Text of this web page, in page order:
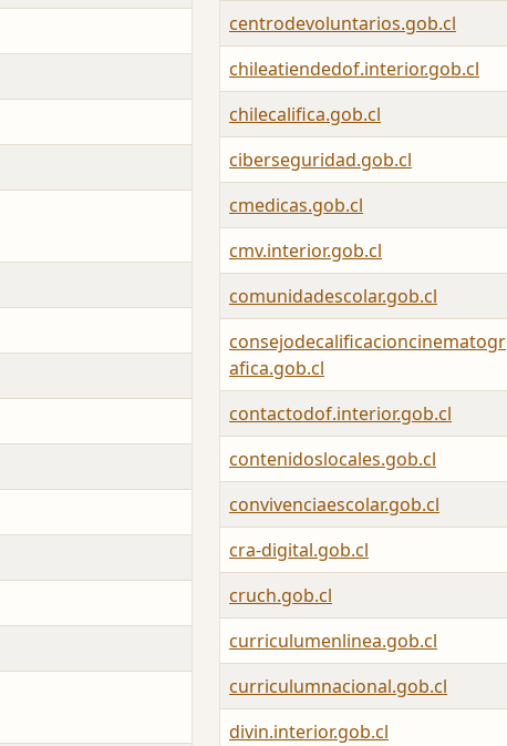
centrodevoluntarios.gob.cl
chileatiendedof.interior.gob.cl
chilecalifica.gob.cl
ciberseguridad.gob.cl
cmedicas.gob.cl
cmv.interior.gob.cl
comunidadescolar.gob.cl
consejodecalificacioncinematogr
afica.gob.cl
contactodof.interior.gob.cl
contenidoslocales.gob.cl
convivenciaescolar.gob.cl
cra-digital.gob.cl
cruch.gob.cl
curriculumenlinea.gob.cl
curriculumnacional.gob.cl
divin.interior.gob.cl